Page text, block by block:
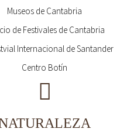
Museos de Cantabria
de Festivales de Cantabria
Internacional de Santander
Centro Botín